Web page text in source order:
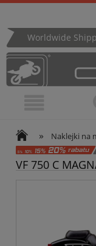
Worldwide
» Naklejki na
VF 750 C